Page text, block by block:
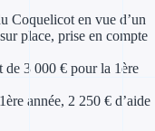
Ouvrage
Régions de A à H
Coquelicot en vue d’un
place, prise en compte
de 3 000 € pour la 1ère
année, 2 250 € d’aide